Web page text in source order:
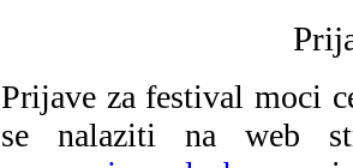
Prijave za festival moci
se nalaziti na web